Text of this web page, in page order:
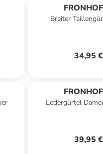
Breiter
34,95 €
Ledergürtel
39,95 €